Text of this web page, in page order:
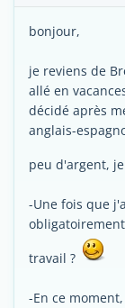
bonjour,
je reviens de
allé en
décidé après
anglais-
peu d'argent,
-Une fois que
travail ?
-En ce